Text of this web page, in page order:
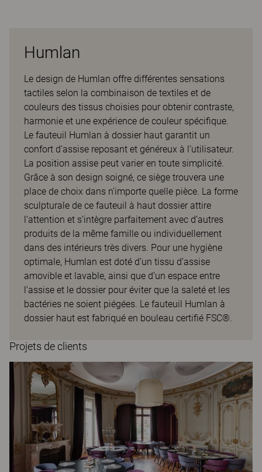
Humlan
Le design de Humlan offre différentes sensations
tactiles selon la combinaison de textiles et de
couleurs des tissus choisies pour obtenir contraste,
harmonie et une expérience de couleur spécifique.
Le fauteuil Humlan à dossier haut garantit un
confort d’assise reposant et généreux à l’utilisateur.
La position assise peut varier en toute simplicité.
Grâce à son design soigné, ce siège trouvera une
place de choix dans n’importe quelle pièce. La forme
sculpturale de ce fauteuil à haut dossier attire
l’attention et s’intègre parfaitement avec d’autres
produits de la même famille ou individuellement
dans des intérieurs très divers. Pour une hygiène
optimale, Humlan est doté d’un tissu d’assise
amovible et lavable, ainsi que d’un espace entre
l’assise et le dossier pour éviter que la saleté et les
bactéries ne soient piégées. Le fauteuil Humlan à
dossier haut est fabriqué en bouleau certifié FSC®.
Projets de clients